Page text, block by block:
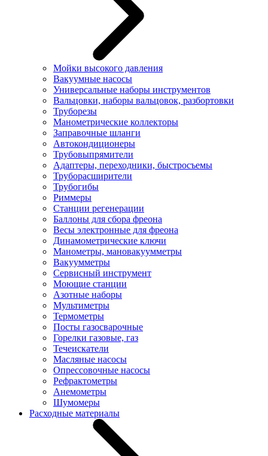
Мойки высокого давления
Вакуумные насосы
Универсальные наборы инструментов
Вальцовки, наборы вальцовок, разбортовки
Труборезы
Манометрические коллекторы
Заправочные шланги
Автокондиционеры
Трубовыпрямители
Адаптеры, переходники, быстросъемы
Труборасширители
Трубогибы
Риммеры
Станции регенерации
Баллоны для сбора фреона
Весы электронные для фреона
Динамометрические ключи
Манометры, мановакуумметры
Вакуумметры
Сервисный инструмент
Моющие станции
Азотные наборы
Мультиметры
Термометры
Посты газосварочные
Горелки газовые, газ
Течеискатели
Масляные насосы
Опрессовочные насосы
Рефрактометры
Анемометры
Шумомеры
Расходные материалы